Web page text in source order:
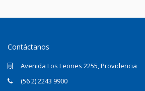
Contáctanos
Avenida Los Leones 2255, Providencia
(56 2) 2243 9900